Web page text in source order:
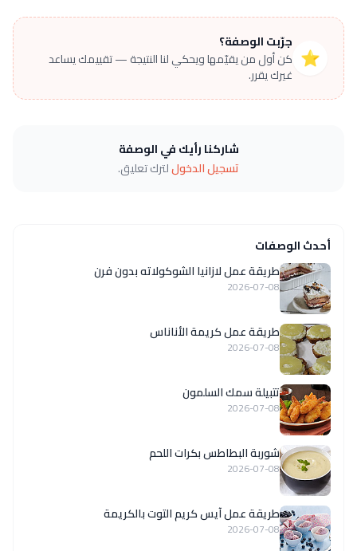
⭐
جرّبت الوصفة؟
كن أول من يقيّمها ويحكي لنا النتيجة — تقييمك يساعد
غيرك يقرر.
شاركنا رأيك في الوصفة
تسجيل الدخوللترك تعليق.
أحدث الوصفات
طريقة عمل لازانيا الشوكولاته بدون فرن
2026-07-08
طريقة عمل كريمة الأناناس
2026-07-08
تتبيلة سمك السلمون
2026-07-08
شوربة البطاطس بكرات اللحم
2026-07-08
طريقة عمل آيس كريم التوت بالكريمة
2026-07-08